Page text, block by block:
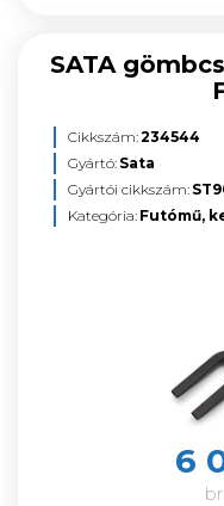
SATA
Cikkszám:234544
Gyártó: Sata
Gyártói cikkszám:
Kategória: Futómű,
6